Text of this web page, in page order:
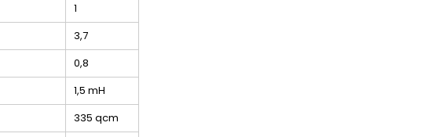
1
3,7
0,8
1,5 mH
335 qcm